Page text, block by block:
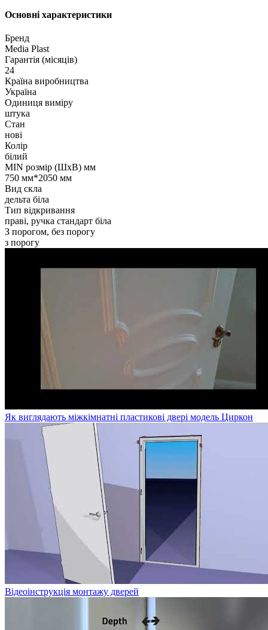
Основні характеристики
Бренд
Media Plast
Гарантія (місяців)
24
Країна виробництва
Україна
Одиниця виміру
штука
Стан
нові
Колір
білий
MIN розмір (ШхВ) мм
750 мм*2050 мм
Вид скла
дельта біла
Тип відкривання
праві, ручка стандарт біла
З порогом, без порогу
з порогу
Як виглядають міжкімнатні пластикові двері модель Циркон
Відеоінструкція монтажу дверей